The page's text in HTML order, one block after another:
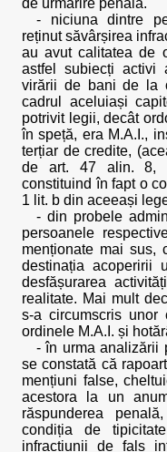
de urmărire penală.
- niciuna dintre
reținut săvârșirea
au avut calitatea de
astfel subiecți activi
virării de bani de la
cadrul aceluiași
potrivit legii, decât
în speță, era M.A.I.,
terțiar de credite,
de art. 47 alin. 8,
constituind în fapt o
1 lit. b din aceeași
- din probele
persoanele
menționate mai sus,
destinația acoperirii
desfășurarea
realitate. Mai mult
s-a circumscris unor
ordinele M.A.I. și
- în urma analizării
se constată că
mențiuni false,
acestora la un
răspunderea
condiția de
infracțiunii de fals